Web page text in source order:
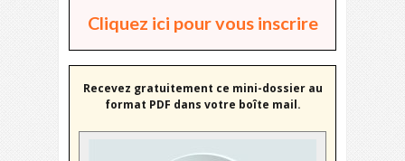
Cliquez ici pour vous inscrire
Recevez gratuitement ce mini-dossier au
format PDF dans votre boîte mail.